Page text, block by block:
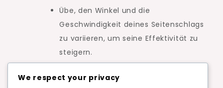
Übe, den Winkel und die
Geschwindigkeit deines Seitenschlags
zu variieren, um seine Effektivität zu
steigern.
Konzentriere dich auf deine
Fußarbeit, um sicherzustellen, dass
We respect your privacy